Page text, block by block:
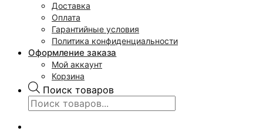
Доставка
Оплата
Гарантийные условия
Политика конфиденциальности
Оформление заказа
Мой аккаунт
Корзина
Поиск товаров